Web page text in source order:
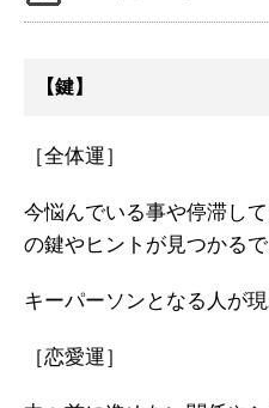
【鍵】
［全体運］
今悩んでいる事や停滞し
の鍵やヒントが見つかるで
キーパーソンとなる人が
［恋愛運］